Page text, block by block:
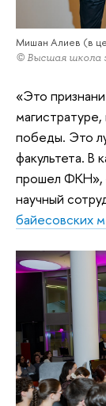
Мишан Алиев (в
© Высшая школа
«Это
победы. Это
факультета. В
прошел ФКН»,
научный
байесовских